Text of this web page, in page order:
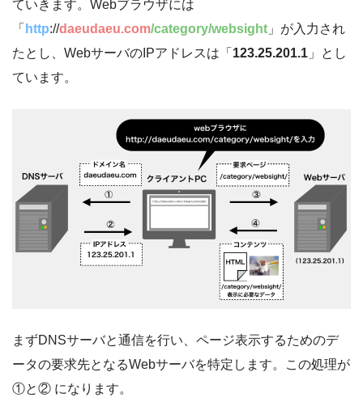
ていきます。Webブラウザには
「 http://daeudaeu.com/category/websight 」が入力され
たとし、WebサーバのIPアドレスは「 123.25.201.1 」とし
ています。
まずDNSサーバと通信を行い、ページ表示するためのデ
ータの要求先となるWebサーバを特定します。この処理が
①と② になります。